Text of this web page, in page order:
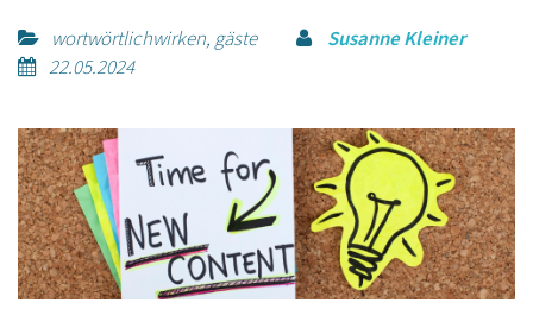
wortwörtlichwirken, gäste
Susanne Kleiner
22.05.2024